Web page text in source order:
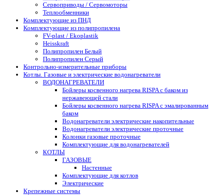
Сервоприводы / Сервомоторы
Теплообменники
Комплектующие из ПНД
Комплектующие из полипропилена
FV-plast / Ekoplastik
Heisskraft
Полипропилен Белый
Полипропилен Серый
Контрольно-измерительные приборы
Котлы. Газовые и электрические водонагреватели
ВОДОНАГРЕВАТЕЛИ
Бойлеры косвенного нагрева RISPA с баком из
нержавеющей стали
Бойлеры косвенного нагрева RISPA с эмалированным
баком
Водонагреватели электрические накопительные
Водонагреватели электрические проточные
Колонки газовые проточные
Комплектующие для водонагревателей
КОТЛЫ
ГАЗОВЫЕ
Настенные
Комплектующие для котлов
Электрические
Крепежные системы